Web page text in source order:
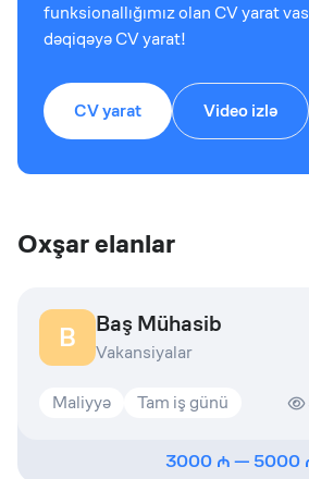
funksionallığımız olan CV yarat
dəqiqəyə CV yarat!
CV yarat Video izlə
Oxşar elanlar
B Baş Mühasib
Vakansiyalar
Maliyyə Tam iş günü
3000 — 5000